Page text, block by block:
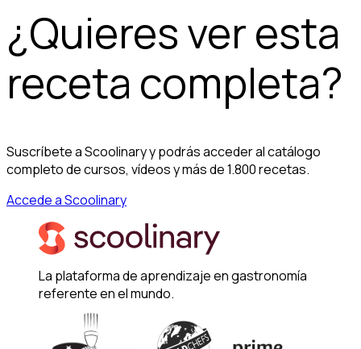
¿Quieres ver esta
receta completa?
Suscríbete a Scoolinary y podrás acceder al catálogo
completo de cursos, vídeos y más de 1.800 recetas.
Accede a Scoolinary
La plataforma de aprendizaje en gastronomía
referente en el mundo.